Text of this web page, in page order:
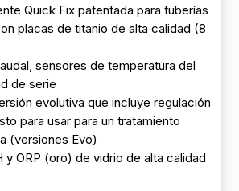
Quick Fix patentada para tuberías
placas de titanio de alta calidad (8
sensores de temperatura del
de serie
evolutiva que incluye regulación
para usar para un tratamiento
(versiones Evo)
y ORP (oro) de vidrio de alta calidad